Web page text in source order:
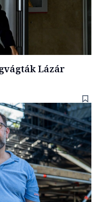
Lázár